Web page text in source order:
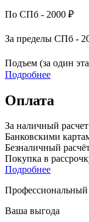
По СПб - 2000 ₽
За пределы СПб -
Подъем (за один
Подробнее
Оплата
За наличный расчет
Банковскими
Безналичный
Покупка в
Подробнее
Профессиональный
Ваша выгода